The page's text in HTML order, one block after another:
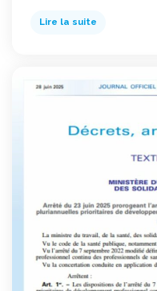
Lire la suite